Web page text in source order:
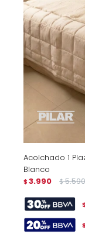
Acolchado 1
Blanco
$ 3.990 $ 5.590
$
$